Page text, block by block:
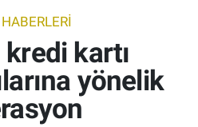
kartı
yönelik